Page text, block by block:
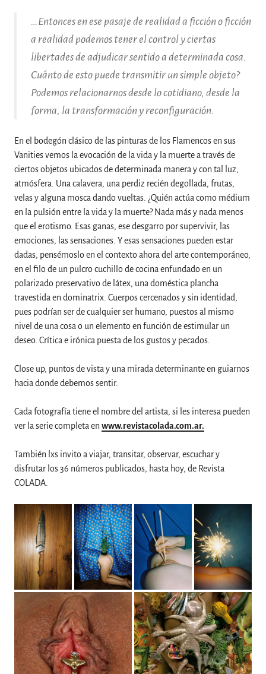
…Entonces en ese pasaje de realidad a ficción o ficción
a realidad podemos tener el control y ciertas
libertades de adjudicar sentido a determinada cosa.
Cuánto de esto puede transmitir un simple objeto?
Podemos relacionarnos desde lo cotidiano, desde la
forma, la transformación y reconfiguración.
En el bodegón clásico de las pinturas de los Flamencos en sus
Vanities vemos la evocación de la vida y la muerte a través de
ciertos objetos ubicados de determinada manera y con tal luz,
atmósfera. Una calavera, una perdiz recién degollada, frutas,
velas y alguna mosca dando vueltas. ¿Quién actúa como médium
en la pulsión entre la vida y la muerte? Nada más y nada menos
que el erotismo. Esas ganas, ese desgarro por supervivir, las
emociones, las sensaciones. Y esas sensaciones pueden estar
dadas, pensémoslo en el contexto ahora del arte contemporáneo,
en el filo de un pulcro cuchillo de cocina enfundado en un
polarizado preservativo de látex, una doméstica plancha
travestida en dominatrix. Cuerpos cercenados y sin identidad,
pues podrían ser de cualquier ser humano, puestos al mismo
nivel de una cosa o un elemento en función de estimular un
deseo. Crítica e irónica puesta de los gustos y pecados.
Close up, puntos de vista y una mirada determinante en guiarnos
hacia donde debemos sentir.
Cada fotografía tiene el nombre del artista, si les interesa pueden
ver la serie completa en www.revistacolada.com.ar.
También lxs invito a viajar, transitar, observar, escuchar y
disfrutar los 36 números publicados, hasta hoy, de Revista
COLADA.